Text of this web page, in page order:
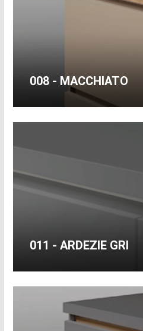
008 - MACCHIATO
011 - ARDEZIE GRI